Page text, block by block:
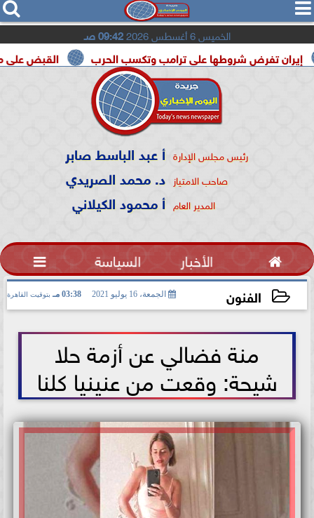
  
الخميس 6 أغسطس 2026 09:42 صـ
القبض على مسلح قرب شروطها على ترامب وتكسب الحرب
رئيس مجلس الإدارة أ عبد الباسط صابر
صاحب الامتياز د. محمد الصريدي
المدير العام أ محمود الكيلاني
 الأخبار السياسة 
الفنون الجمعة، 16 يوليو 2021 03:38 مـ بتوقيت القاهرة
منة فضالي عن أزمة حلا
شيحة: وقعت من عنينيا كلنا